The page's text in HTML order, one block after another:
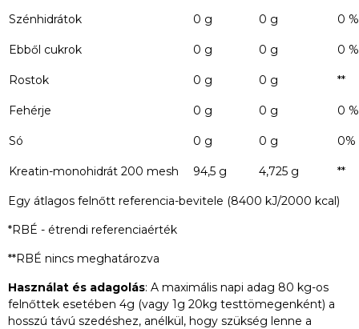
Szénhidrátok 0 g 0 g 0 %
Ebből cukrok 0 g 0 g 0 %
Rostok 0 g 0 g **
Fehérje 0 g 0 g 0 %
Só 0 g 0 g 0%
Kreatin-monohidrát 200 mesh 94,5 g 4,725 g **
Egy átlagos felnőtt referencia-bevitele (8400 kJ/2000 kcal)
*RBÉ - étrendi referenciaérték
**RBÉ nincs meghatározva
Használat és adagolás: A maximális napi adag 80 kg-os
felnőttek esetében 4g (vagy 1g 20kg testtömegenként) a
hosszú távú szedéshez, anélkül, hogy szükség lenne a